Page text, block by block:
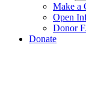
Make a
Open
Donor
Donate